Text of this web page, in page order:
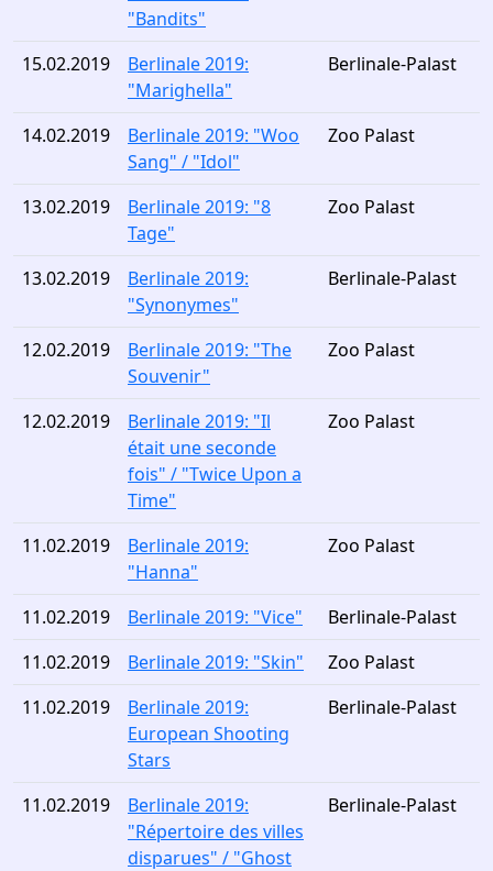
"Bandits"
15.02.2019
Berlinale 2019:
"Marighella"
Berlinale-Palast
14.02.2019
Berlinale 2019: "Woo
Sang" / "Idol"
Zoo Palast
13.02.2019
Berlinale 2019: "8
Tage"
Zoo Palast
13.02.2019
Berlinale 2019:
"Synonymes"
Berlinale-Palast
12.02.2019
Berlinale 2019: "The
Souvenir"
Zoo Palast
12.02.2019
Berlinale 2019: "Il
était une seconde
fois" / "Twice Upon a
Time"
Zoo Palast
11.02.2019
Berlinale 2019:
"Hanna"
Zoo Palast
11.02.2019 Berlinale 2019: "Vice"
Berlinale-Palast
11.02.2019
Berlinale 2019: "Skin"
Zoo Palast
11.02.2019
Berlinale 2019:
European Shooting
Stars
Berlinale-Palast
11.02.2019
Berlinale 2019:
"Répertoire des villes
disparues" / "Ghost
Berlinale-Palast